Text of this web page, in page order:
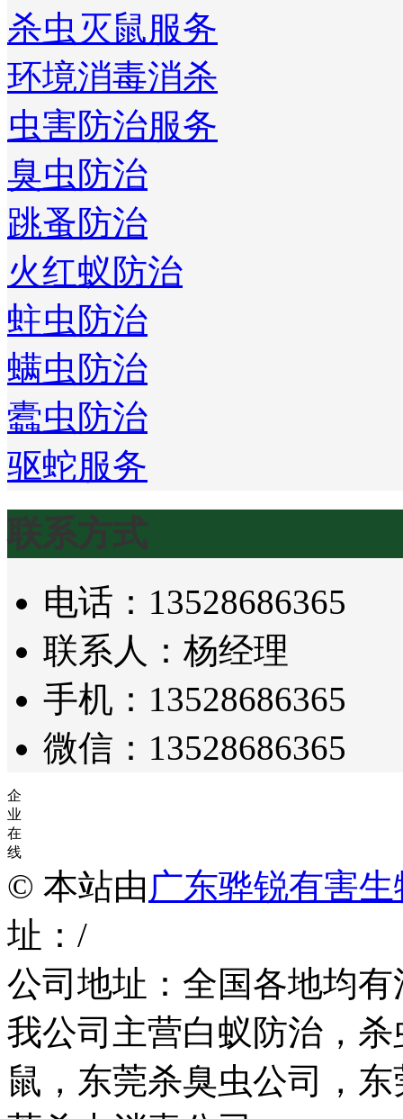
杀虫灭鼠服务
环境消毒消杀
虫害防治服务
臭虫防治
跳蚤防治
火红蚁防治
蛀虫防治
螨虫防治
蠹虫防治
驱蛇服务
联系方式
电话：13528686365
联系人：杨经理
手机：13528686365
微信：13528686365
企
业
在
线
© 本站由 广东骅锐有害
址：/
公司地址：全国各地均
我公司主营白蚁防治，
鼠，东莞杀臭虫公司，